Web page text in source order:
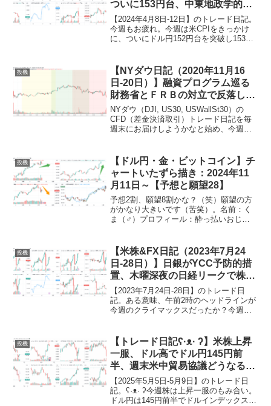
ついに153円台、中東地政学的リ
スクもあり米株調整中【ゆるゆる
投機312】
【2024年4月8日-12日】のトレード日記。
今週もお疲れ。今週は米CPIをきっかけ
に、ついにドル円152円台を突破し153円
ます。利下げ時期は後ずれ、中東の地
政...
投機
【NYダウ日記（2020年11月16
日-20日）】融資プログラム巡る
財務省とＦＲＢの対立で反落して
終わる・・・【ゆるゆる投機的行
動85】
NYダウ（DJI, US30, USWallSt30）の
CFD（差金決済取引）トレード日記を毎
週末にお届けしようかなと始め、今週が
ョンを使っている。関連エントリー
→【...
投機
【ドル円・金・ビットコイン】チ
ャートいたずら描き：2024年11
月11日～【予想と願望28】
予想2割、願望8割かな？（笑）願望の方
がかなり大きいです（苦笑）。名前：く
ま（♂）プロフィール：酔っ払いおじさ
ル：ゆとり世代（さとり世代）、独身、
潔癖症特技：インター...
投機
【米株&FX日記（2023年7月24
日-28日）】日銀がYCC予防的措
置、木曜深夜の日経リークで株も
為替も一時大混乱【ゆるゆる投機
的行動274】
【2023年7月24日-28日】のトレード日
記。ある意味、午前2時のヘッドラインが
今週のクライマックスだったか？今週は
すると…上昇していた株と下落していた
ドル円が木...
投機
【トレード日記ʕ·ᴥ· ʔ】米株上昇
一服、ドル高でドル円145円前
半、週末米中貿易協議どうなる？
【2025年5月5日-5月9日｜投機
370】
【2025年5月5日-5月9日】のトレード日
記。ʕ·ᴥ· ʔ今週株は上昇一服のもみ合い。
ドル円は145円前半でドルインデックスと